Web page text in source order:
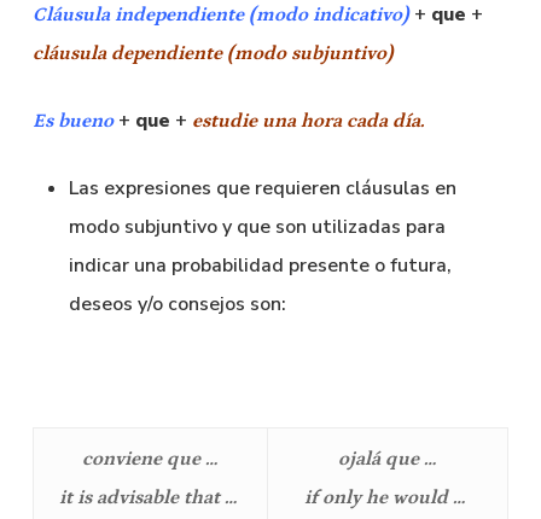
Cláusula independiente (modo indicativo)+ que +
cláusula dependiente (modo subjuntivo)
Es bueno+ que + estudie una hora cada día.
Las expresiones que requieren cláusulas en
modo subjuntivo y que son utilizadas para
indicar una probabilidad presente o futura,
deseos y/o consejos son:
conviene que …
it is advisable that …
ojalá que …
if only he would …